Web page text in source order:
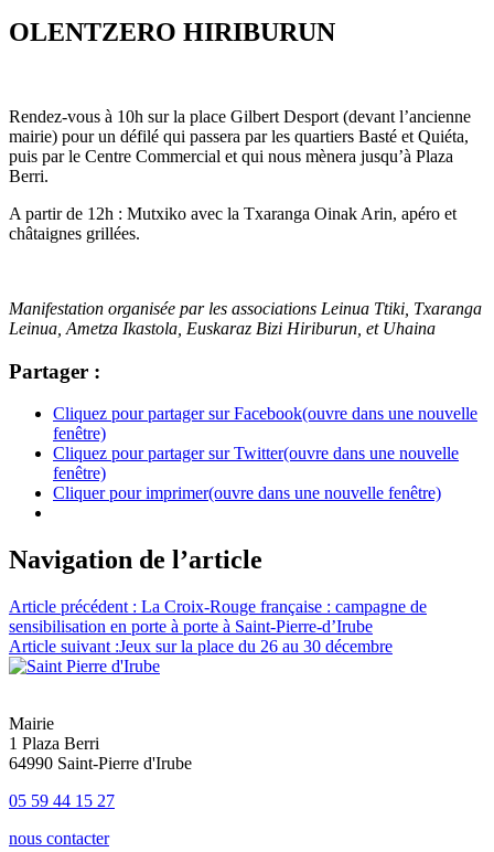
OLENTZERO HIRIBURUN
Rendez-vous à 10h sur la place Gilbert Desport (devant l’ancienne
mairie) pour un défilé qui passera par les quartiers Basté et Quiéta,
puis par le Centre Commercial et qui nous mènera jusqu’à Plaza
Berri.
A partir de 12h : Mutxiko avec la Txaranga Oinak Arin, apéro et
châtaignes grillées.
Manifestation organisée par les associations Leinua Ttiki, Txaranga
Leinua, Ametza Ikastola, Euskaraz Bizi Hiriburun, et Uhaina
Partager :
Cliquez pour partager sur Facebook(ouvre dans une nouvelle
fenêtre)
Cliquez pour partager sur Twitter(ouvre dans une nouvelle
fenêtre)
Cliquer pour imprimer(ouvre dans une nouvelle fenêtre)
Navigation de l’article
Article précédent : La Croix-Rouge française : campagne de
sensibilisation en porte à porte à Saint-Pierre-d’Irube
Article suivant :Jeux sur la place du 26 au 30 décembre
Mairie
1 Plaza Berri
64990 Saint-Pierre d'Irube
05 59 44 15 27
nous contacter